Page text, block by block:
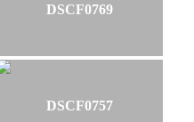
DSCF0769
DSCF0757